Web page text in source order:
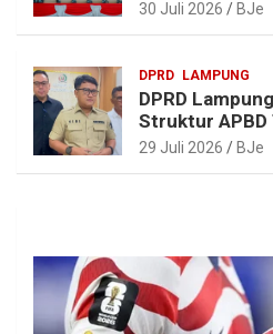
30 Juli 2026 BJe
DPRD LAMPUNG
DPRD
Struktur APBD
29 Juli 2026 BJe